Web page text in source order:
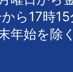
ら17時
年始を除